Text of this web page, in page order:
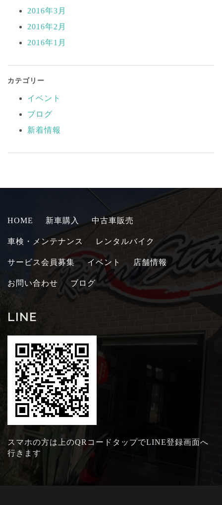
2016年3月
2016年2月
2016年1月
カテゴリー
イベント
ブログ
新着情報
HOME 新車購入 中古車販売
車検・メンテナンス レンタルバイク
サービス会員募集 イベント 店舗情報
お問い合わせ ブログ
LINE
スマホの方は上のQRコードタップでLINE登録画面へ
行きます